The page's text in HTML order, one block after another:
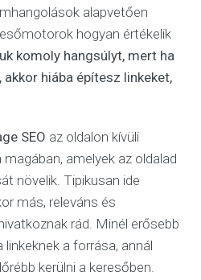
alapvetően
hogyan értékelik
komoly hangsúlyt, mert ha
akkor hiába építesz linkeket,
SEO az oldalon kívüli
amelyek az oldalad
növelik. Tipikusan ide
más, releváns és
rád. Minél erősebb
a forrása, annál
kerülni a keresőben.